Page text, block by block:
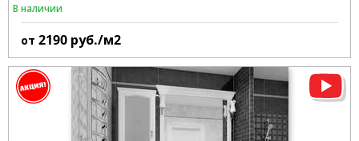
В наличии
от 2190 руб./м2